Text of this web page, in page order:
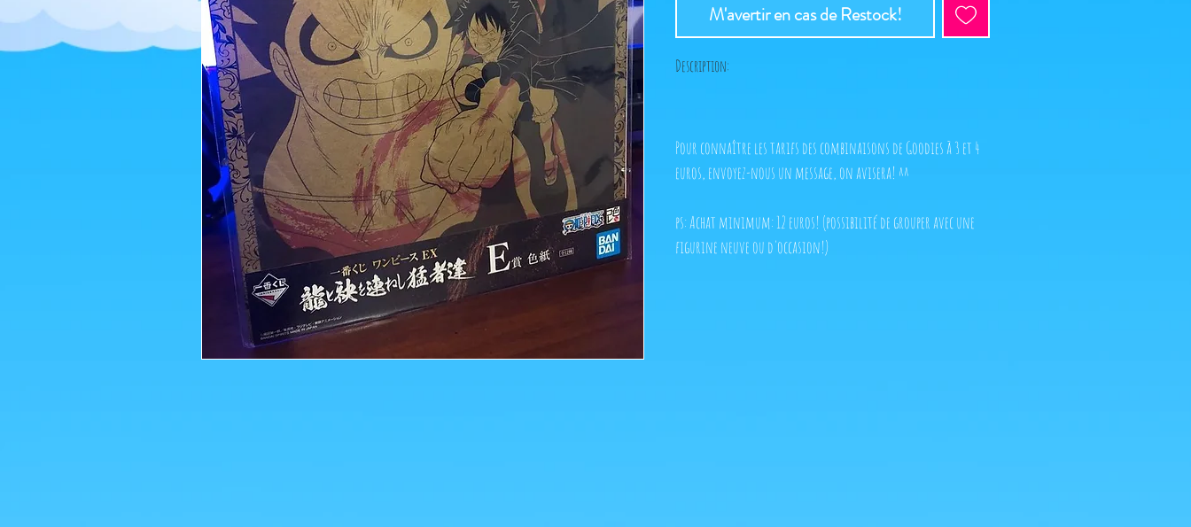
M'avertir en cas de Restock!
Description:
Pour connaître les tarifs des combinaisons de Goodies à 3 et 4
euros, envoyez-nous un message, on avisera! ^^
ps: Achat minimum: 12 euros! (possibilité de grouper avec une
figurine neuve ou d'occasion!)